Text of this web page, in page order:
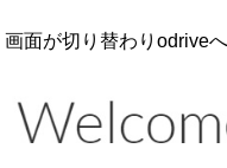
画面が切り替わりodrive